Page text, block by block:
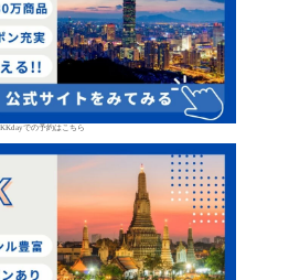
KKdayでの予約はこちら